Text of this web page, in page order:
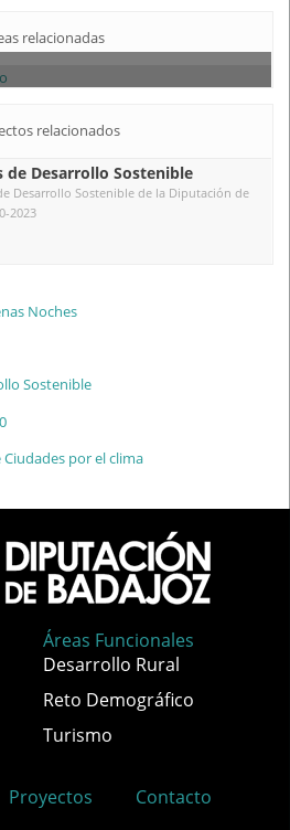
relacionadas
relacionados
de Desarrollo Sostenible
Desarrollo Sostenible de la Diputación de
2023
Áreas Funcionales
Desarrollo Rural
Reto Demográfico
Turismo
Proyectos Contacto